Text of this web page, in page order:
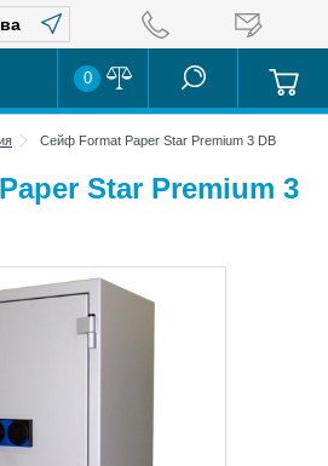
0
Сейф Format Paper Star Premium 3 DB
Star Premium 3